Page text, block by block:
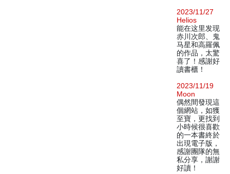
2023/11/27
Helios
能在这里发现
赤川次郎、鬼
马星和高羅佩
的作品，太驚
喜了！感謝好
讀書櫃！
2023/11/19
Moon
偶然間發現這
個網站，如獲
至寶，更找到
小時候很喜歡
的一本書終於
出現電子版，
感謝團隊的無
私分享，謝謝
好讀！